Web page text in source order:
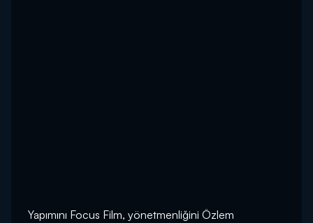
Yapımını Focus Film, yönetmenliğini Özlem